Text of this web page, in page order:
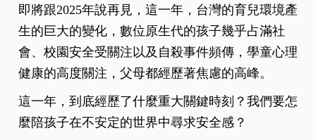
即將跟2025年說再見，這一年，台灣的育兒環境產
生的巨大的變化，數位原生代的孩子幾乎占滿社
會、校園安全受關注以及自殺事件頻傳，學童心理
健康的高度關注，父母都經歷著焦慮的高峰。
這一年，到底經歷了什麼重大關鍵時刻？我們要怎
麼陪孩子在不安定的世界中尋求安全感？